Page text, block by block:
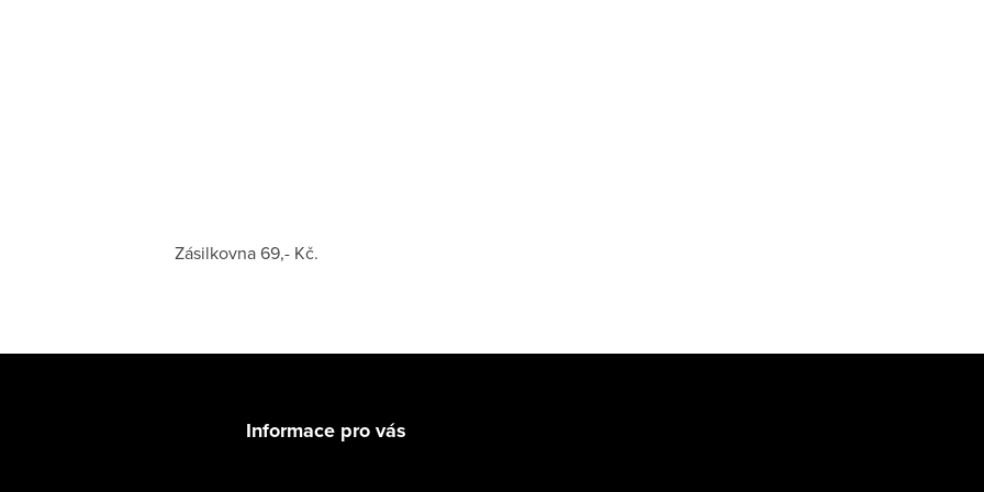
Zásilkovna 69,- Kč.
Informace pro vás